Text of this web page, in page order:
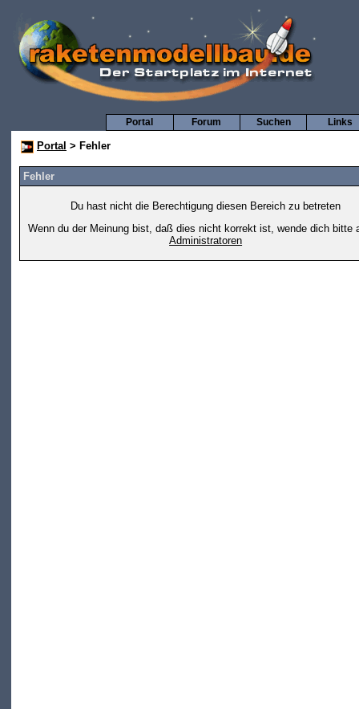
Links
Suchen
Forum
Portal
Portal > Fehler
Fehler
Du hast nicht die Berechtigung diesen Bereich zu betreten
Wenn du der Meinung bist, daß dies nicht korrekt ist, wende dich bitte
Administratoren